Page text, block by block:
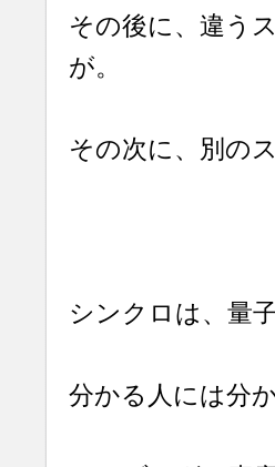
その後に、違う
が。
その次に、別の
シンクロは、量
分かる人には分